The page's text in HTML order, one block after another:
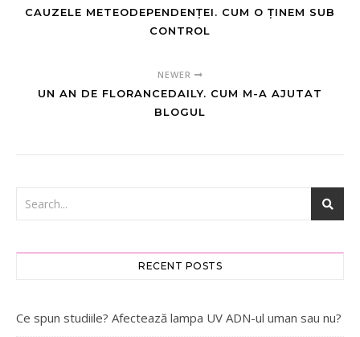
CAUZELE METEODEPENDENȚEI. CUM O ȚINEM SUB
CONTROL
NEWER
UN AN DE FLORANCEDAILY. CUM M-A AJUTAT
BLOGUL
RECENT POSTS
Ce spun studiile? Afectează lampa UV ADN-ul uman sau nu?